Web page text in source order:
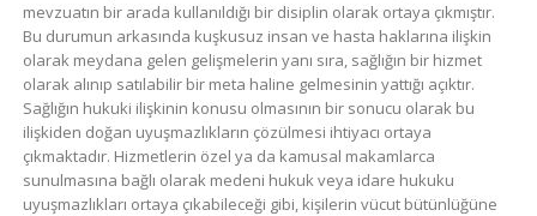
mevzuatın bir arada kullanıldığı bir disiplin olarak ortaya çıkmıştır.
Bu durumun arkasında kuşkusuz insan ve hasta haklarına ilişkin
olarak meydana gelen gelişmelerin yanı sıra, sağlığın bir hizmet
olarak alınıp satılabilir bir meta haline gelmesinin yattığı açıktır.
Sağlığın hukuki ilişkinin konusu olmasının bir sonucu olarak bu
ilişkiden doğan uyuşmazlıkların çözülmesi ihtiyacı ortaya
çıkmaktadır. Hizmetlerin özel ya da kamusal makamlarca
sunulmasına bağlı olarak medeni hukuk veya idare hukuku
uyuşmazlıkları ortaya çıkabileceği gibi, kişilerin vücut bütünlüğüne